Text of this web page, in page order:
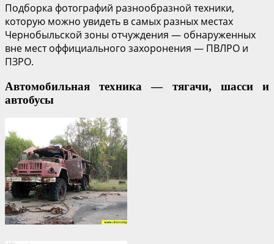
Подборка фотографий разнообразной техники,
которую можно увидеть в самых разных местах
Чернобыльской зоны отчуждения — обнаруженных
вне мест оффициального захоронения — ПВЛРО и
ПЗРО.
Автомобильная техника — тягачи, шасси и
автобусы